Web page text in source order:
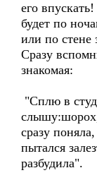
его
будет по
или по
Сразу
знакомая:
"Сплю в
сразу
пытался
разбудила".